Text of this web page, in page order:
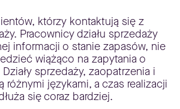
którzy kontaktują się z
Pracownicy działu sprzedaży
informacji o stanie zapasów, nie
wiążąco na zapytania o
sprzedaży, zaopatrzenia i
różnymi językami, a czas realizacji
się coraz bardziej.